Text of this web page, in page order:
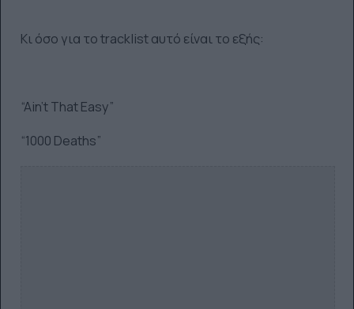
Kι όσο για το tracklist αυτό είναι το εξής:
“Ain’t That Easy”
“1000 Deaths”